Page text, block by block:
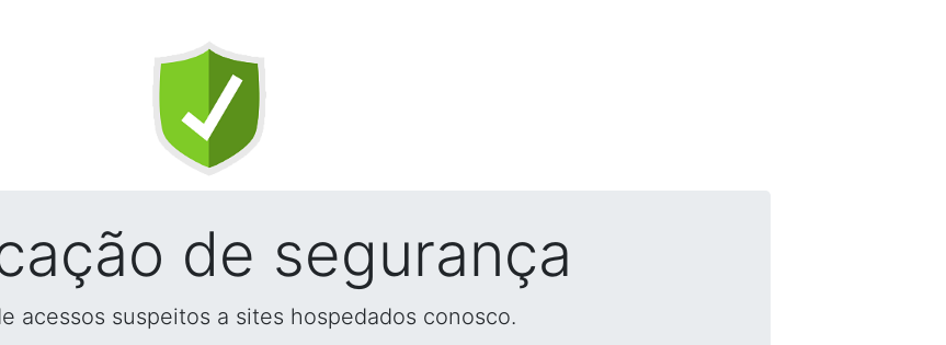
de segurança
acessos suspeitos a sites hospedados conosco.